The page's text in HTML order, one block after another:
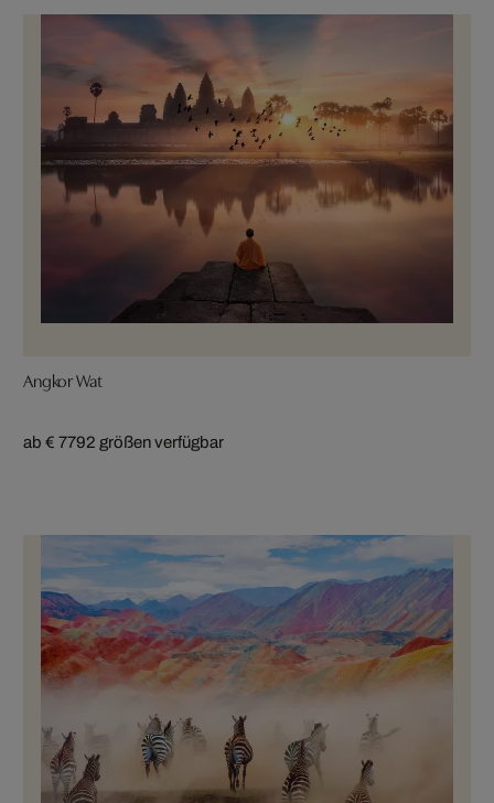
Angkor Wat
ab € 7792 größen verfügbar